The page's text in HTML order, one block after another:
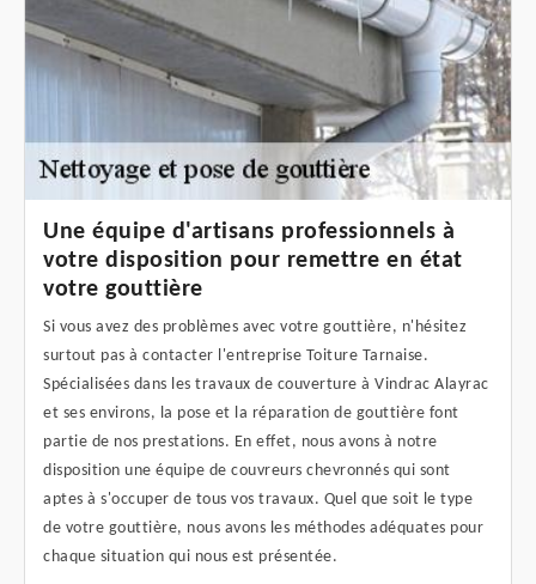
Une équipe d'artisans professionnels à
votre disposition pour remettre en état
votre gouttière
Si vous avez des problèmes avec votre gouttière, n'hésitez
surtout pas à contacter l'entreprise Toiture Tarnaise.
Spécialisées dans les travaux de couverture à Vindrac Alayrac
et ses environs, la pose et la réparation de gouttière font
partie de nos prestations. En effet, nous avons à notre
disposition une équipe de couvreurs chevronnés qui sont
aptes à s'occuper de tous vos travaux. Quel que soit le type
de votre gouttière, nous avons les méthodes adéquates pour
chaque situation qui nous est présentée.